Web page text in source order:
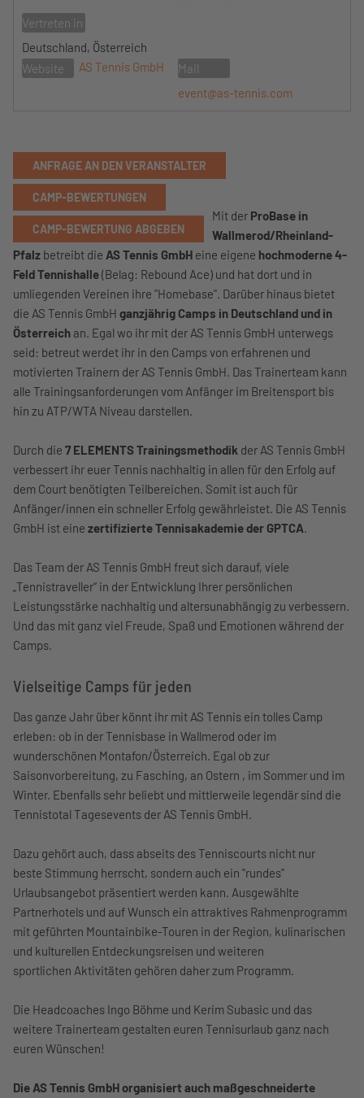
Vertreten in
Deutschland, Österreich
Website
AS Tennis GmbH
Mail
event@as-tennis.com
ANFRAGE AN DEN VERANSTALTER
CAMP-BEWERTUNGEN
CAMP-BEWERTUNG ABGEBEN
Mit der ProBase in
Wallmerod/Rheinland-
Pfalz betreibt die AS Tennis GmbH eine eigene hochmoderne 4-
Feld Tennishalle(Belag: Rebound Ace) und hat dort und in
umliegenden Vereinen ihre "Homebase". Darüber hinaus bietet
die AS Tennis GmbH ganzjährig Camps in Deutschland und in
Österreich an. Egal wo ihr mit der AS Tennis GmbH unterwegs
seid: betreut werdet ihr in den Camps von erfahrenen und
motivierten Trainern der AS Tennis GmbH. Das Trainerteam kann
alle Trainingsanforderungen vom Anfänger im Breitensport bis
hin zu ATP/WTA Niveau darstellen.
Durch die 7 ELEMENTS Trainingsmethodik der AS Tennis GmbH
verbessert ihr euer Tennis nachhaltig in allen für den Erfolg auf
dem Court benötigten Teilbereichen. Somit ist auch für
Anfänger/innen ein schneller Erfolg gewährleistet. Die AS Tennis
GmbH ist eine zertifizierte Tennisakademie der GPTCA
Das Team der AS Tennis GmbH freut sich darauf, viele
„Tennistraveller“ in der Entwicklung Ihrer persönlichen
Leistungsstärke nachhaltig und altersunabhängig zu verbessern.
Und das mit ganz viel Freude, Spaß und Emotionen während der
Camps.
Vielseitige Camps für jeden
Das ganze Jahr über könnt ihr mit AS Tennis ein tolles Camp
erleben: ob in der Tennisbase in Wallmerod oder im
wunderschönen Montafon/Österreich. Egal ob zur
Saisonvorbereitung, zu Fasching, an Ostern , im Sommer und im
Winter. Ebenfalls sehr beliebt und mittlerweile legendär sind die
Tennistotal Tagesevents der AS Tennis GmbH.
Dazu gehört auch, dass abseits des Tenniscourts nicht nur
beste Stimmung herrscht, sondern auch ein "rundes"
Urlaubsangebot präsentiert werden kann. Ausgewählte
Partnerhotels und auf Wunsch ein attraktives Rahmenprogramm
mit geführten Mountainbike-Touren in der Region, kulinarischen
und kulturellen Entdeckungsreisen und weiteren
sportlichen Aktivitäten gehören daher zum Programm.
Die Headcoaches Ingo Böhme und Kerim Subasic und das
weitere Trainerteam gestalten euren Tennisurlaub ganz nach
euren Wünschen!
Die AS Tennis GmbH organisiert auch maßgeschneiderte